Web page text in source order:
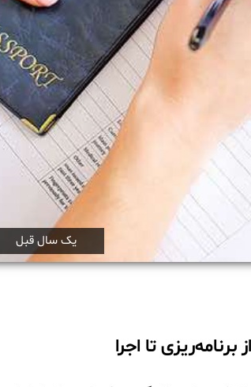
یک سال قبل
تا اجرا